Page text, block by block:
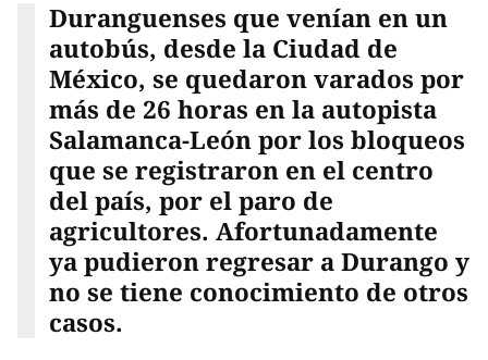
Duranguenses que venían en un
autobús, desde la Ciudad de
México, se quedaron varados por
más de 26 horas en la autopista
Salamanca-León por los bloqueos
que se registraron en el centro
del país, por el paro de
agricultores. Afortunadamente
ya pudieron regresar a Durango y
no se tiene conocimiento de otros
casos.